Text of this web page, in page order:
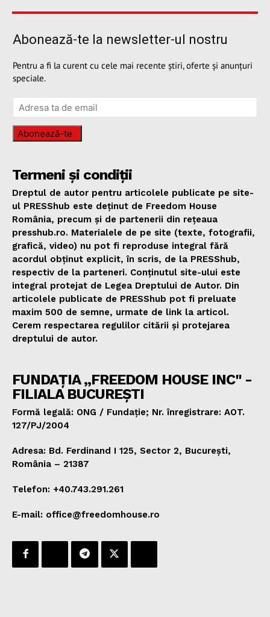
Abonează-te la newsletter-ul nostru
Pentru a fi la curent cu cele mai recente știri, oferte și anunțuri
speciale.
Abonează-te
Termeni și condiții
Dreptul de autor pentru articolele publicate pe site-
ul PRESShub este deținut de Freedom House
România, precum și de partenerii din rețeaua
presshub.ro. Materialele de pe site (texte, fotografii,
grafică, video) nu pot fi reproduse integral fără
acordul obținut explicit, în scris, de la PRESShub,
respectiv de la parteneri. Conținutul site-ului este
integral protejat de Legea Dreptului de Autor. Din
articolele publicate de PRESShub pot fi preluate
maxim 500 de semne, urmate de link la articol.
Cerem respectarea regulilor citării și protejarea
dreptului de autor.
FUNDAȚIA „FREEDOM HOUSE INC" -
FILIALA BUCUREȘTI
Formă legală: ONG / Fundație; Nr. înregistrare: AOT.
127/PJ/2004
Adresa: Bd. Ferdinand I 125, Sector 2, București,
România – 21387
Telefon: +40.743.291.261
E-mail: office@freedomhouse.ro